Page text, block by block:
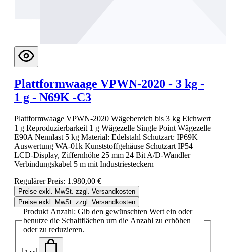
Plattformwaage VPWN-2020 - 3 kg -
1 g - N69K -C3
Plattformwaage VPWN-2020 Wägebereich bis 3 kg Eichwert
1 g Reproduzierbarkeit 1 g Wägezelle Single Point Wägezelle
E90A Nennlast 5 kg Material: Edelstahl Schutzart: IP69K
Auswertung WA-01k Kunststoffgehäuse Schutzart IP54
LCD-Display, Ziffernhöhe 25 mm 24 Bit A/D-Wandler
Verbindungskabel 5 m mit Industriesteckern
Regulärer Preis: 1.980,00 €
Preise exkl. MwSt. zzgl. Versandkosten
Preise exkl. MwSt. zzgl. Versandkosten
Produkt Anzahl: Gib den gewünschten Wert ein oder
benutze die Schaltflächen um die Anzahl zu erhöhen
oder zu reduzieren.